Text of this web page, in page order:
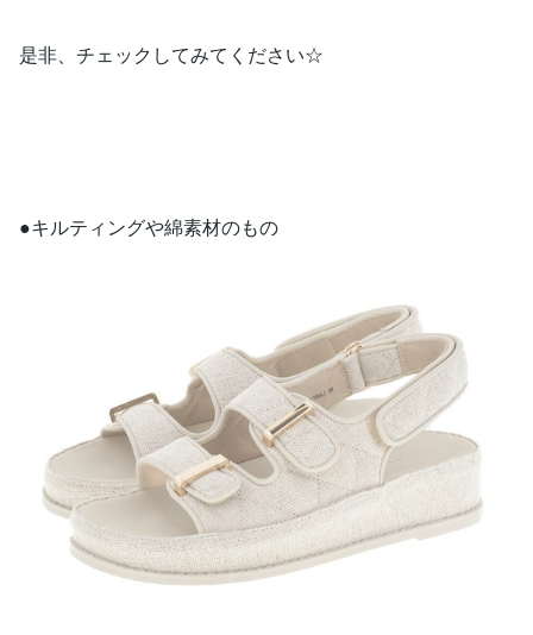
是非、チェックしてみてください☆
●キルティングや綿素材のもの